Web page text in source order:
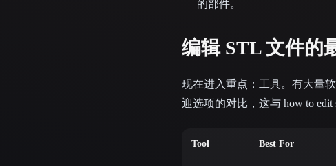
的部件。
编辑 STL 文件的
现在进入重点：工具。有大量
迎选项的对比，这与 how to edit
Tool Best For